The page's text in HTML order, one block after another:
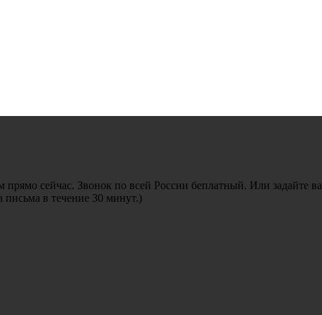
сейчас. Звонок по всей России беплатный. Или задайте
в течение 30 минут.)